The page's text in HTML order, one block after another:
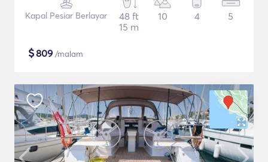
Kapal Pesiar Berlayar
48 ft
15 m
10 4 5
$809 /malam